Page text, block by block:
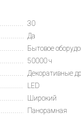
30
Да
Бытовое
50000 ч
Декоративные
LED
Широкий
Панорамная